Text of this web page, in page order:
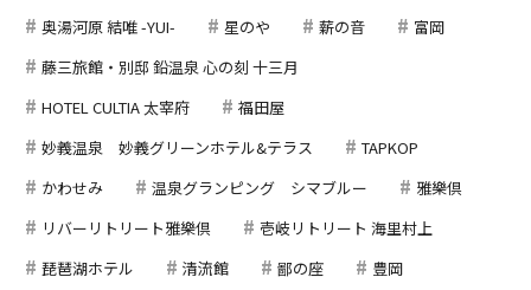
奥湯河原 結唯 -YUI-
星のや 薪の音
富岡
藤三旅館・別邸 鉛温泉 心の刻 十三月
HOTEL CULTIA 太宰府
福田屋
妙義温泉 妙義グリーンホテル&テラス
TAPKOP
かわせみ
温泉グランピング シマブルー
雅樂倶
リバーリトリート雅樂倶
壱岐リトリート 海里村上
琵琶湖ホテル
清流館 鄙の座
豊岡